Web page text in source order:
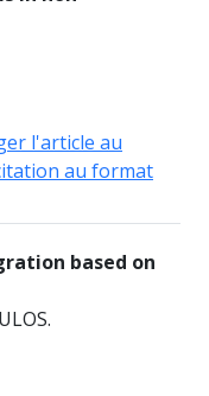
l'article au
au format
based on